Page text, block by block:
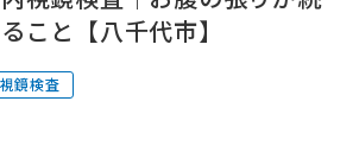
こと【八千代市】
鏡検査